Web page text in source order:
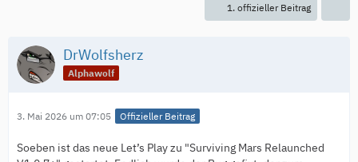
1. offizieller Beitrag
DrWolfsherz
Alphawolf
3. Mai 2026 um 07:05 Offizieller Beitrag
Soeben ist das neue Let’s Play zu "Surviving Mars Relaunched